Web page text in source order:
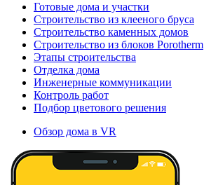
Готовые дома и участки
Строительство из клееного бруса
Строительство каменных домов
Строительство из блоков Porotherm
Этапы строительства
Отделка дома
Инженерные коммуникации
Контроль работ
Подбор цветового решения
Обзор дома в VR